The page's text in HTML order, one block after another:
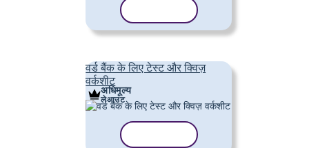
वर्ड बैंक के लिए टेस्ट और क्विज़
वर्कशीट
अधिमूल्य
लेआउट